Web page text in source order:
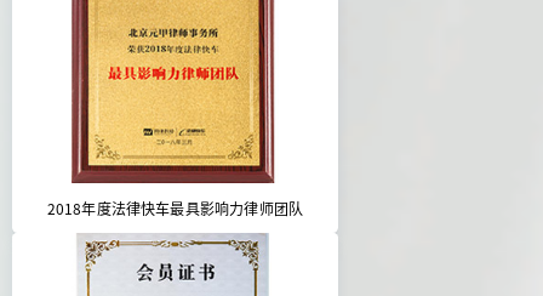
2018年度法律快车最具影响力律师团队